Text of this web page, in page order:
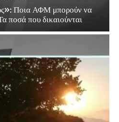
Ποια ΑΦΜ μπορούν να
ποσά που δικαιούνται